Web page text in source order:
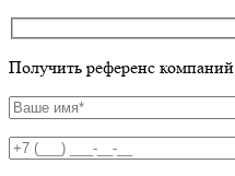
Получить референс компаний